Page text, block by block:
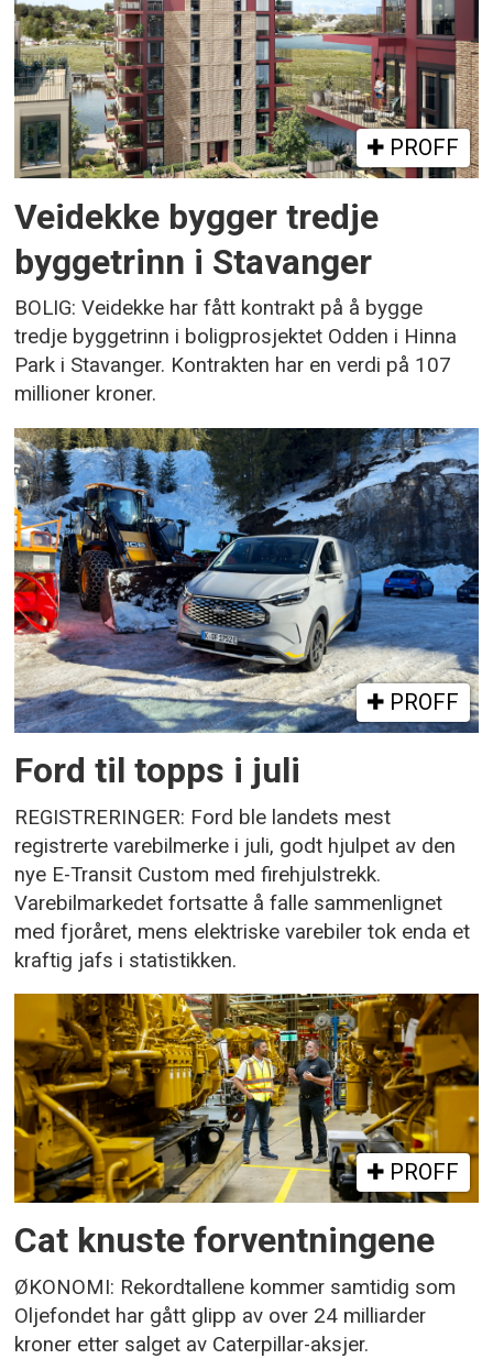
PROFF
Veidekke bygger tredje
byggetrinn i Stavanger
BOLIG: Veidekke har fått kontrakt på å bygge
tredje byggetrinn i boligprosjektet Odden i Hinna
Park i Stavanger. Kontrakten har en verdi på 107
millioner kroner.
PROFF
Ford til topps i juli
REGISTRERINGER: Ford ble landets mest
registrerte varebilmerke i juli, godt hjulpet av den
nye E-Transit Custom med firehjulstrekk.
Varebilmarkedet fortsatte å falle sammenlignet
med fjoråret, mens elektriske varebiler tok enda et
kraftig jafs i statistikken.
PROFF
Cat knuste forventningene
ØKONOMI: Rekordtallene kommer samtidig som
Oljefondet har gått glipp av over 24 milliarder
kroner etter salget av Caterpillar-aksjer.